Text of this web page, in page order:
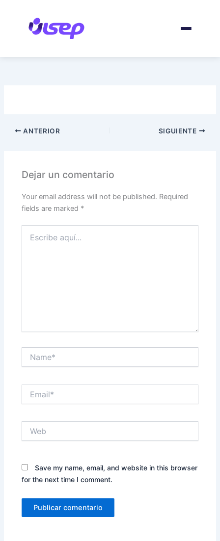
contenido
ANTERIOR SIGUIENTE
Dejar un comentario
Your email address will not be published. Required
fields are marked *
aquí...
Save my name, email, and website in this browser
for the next time I comment.